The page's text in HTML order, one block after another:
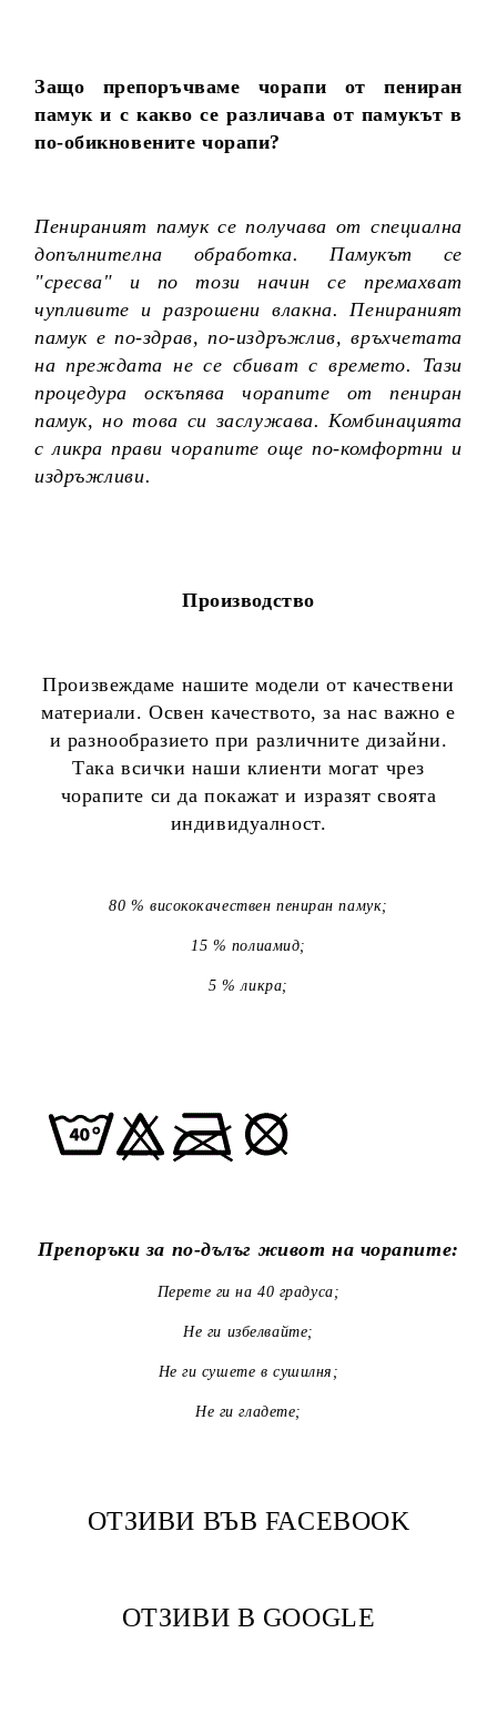
Защо препоръчваме чорапи от пениран
памук и с какво се различава от памукът в
по-обикновените чорапи?
Пенираният памук се получава от специална
допълнителна обработка. Памукът се
"сресва" и по този начин се премахват
чупливите и разрошени влакна. Пенираният
памук е по-здрав, по-издръжлив, връхчетата
на преждата не се сбиват с времето. Тази
процедура оскъпява чорапите от пениран
памук, но това си заслужава. Комбинацията
с ликра прави чорапите още по-комфортни и
издръжливи.
Производство
Произвеждаме нашите модели от качествени
материали. Освен качеството, за нас важно е
и разнообразието при различните дизайни.
Така всички наши клиенти могат чрез
чорапите си да покажат и изразят своята
индивидуалност.
80 % висококачествен пениран памук;
15 % полиамид;
5 % ликра;
Препоръки за по-дълъг живот на чорапите:
Перете ги на 40 градуса;
Не ги избелвайте;
Не ги сушете в сушилня;
Не ги гладете;
ОТЗИВИ ВЪВ FACEBOOK
ОТЗИВИ В GOOGLE